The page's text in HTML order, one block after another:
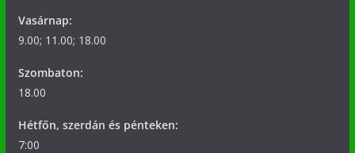
Vasárnap:
9.00; 11.00; 18.00
Szombaton:
18.00
Hétfőn, szerdán és pénteken:
7:00